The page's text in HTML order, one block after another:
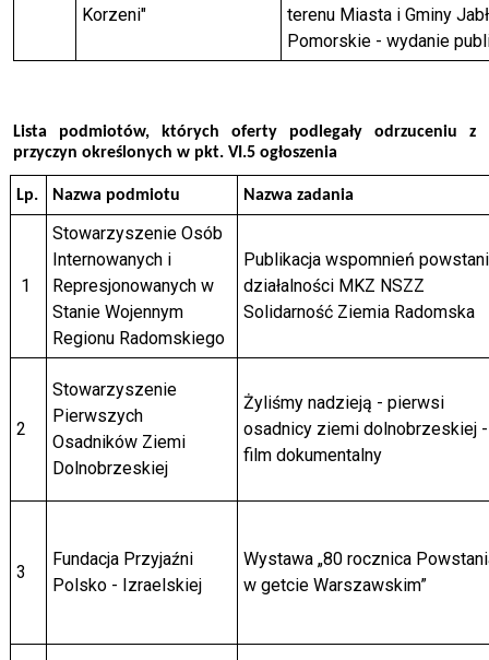
Korzeni"
terenu Miasta i Gminy
Pomorskie - wydanie
Lista podmiotów, których oferty podlegały odrzuceniu z
przyczyn określonych w pkt. VI.5 ogłoszenia
Lp. Nazwa podmiotu Nazwa zadania
1
Stowarzyszenie Osób
Internowanych i
Represjonowanych w
Stanie Wojennym
Regionu Radomskiego
Publikacja wspomnień
działalności MKZ NSZZ
Solidarność Ziemia Radomska
2
Stowarzyszenie
Pierwszych
Osadników Ziemi
Dolnobrzeskiej
Żyliśmy nadzieją - pierwsi
osadnicy ziemi dolnobrzeskiej -
film dokumentalny
3
Fundacja Przyjaźni
Polsko - Izraelskiej
Wystawa „80 rocznica
w getcie Warszawskim”